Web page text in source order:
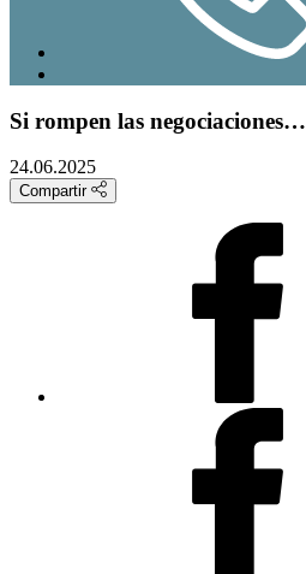
Si rompen las negociaciones…
24.06.2025
Compartir